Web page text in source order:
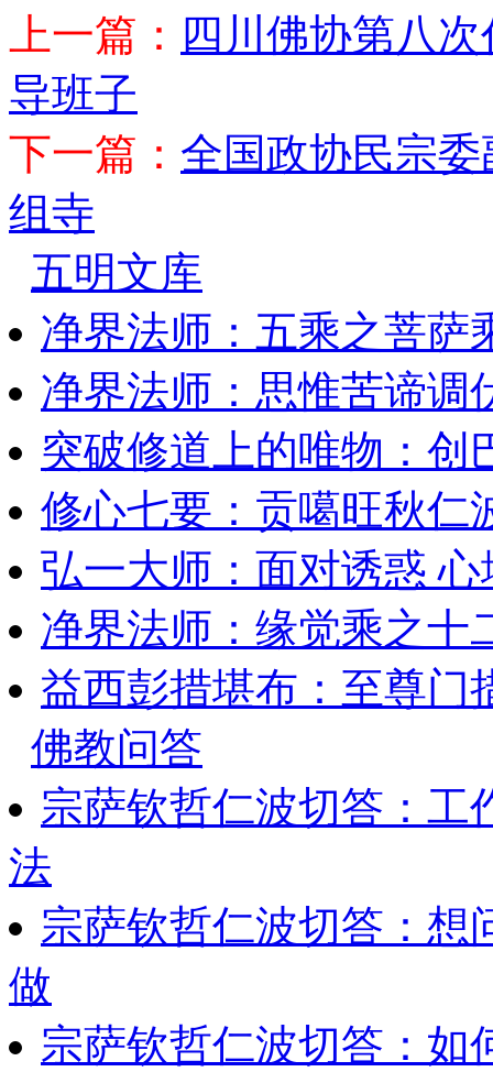
上一篇： 四川佛协第八
导班子
下一篇： 全国政协民宗
组寺
五明文库
净界法师：五乘之菩萨
净界法师：思惟苦谛调
突破修道上的唯物：创
修心七要：贡噶旺秋仁
弘一大师：面对诱惑
净界法师：缘觉乘之
益西彭措堪布：至尊门
佛教问答
宗萨钦哲仁波切答：工
法
宗萨钦哲仁波切答：想
做
宗萨钦哲仁波切答：如